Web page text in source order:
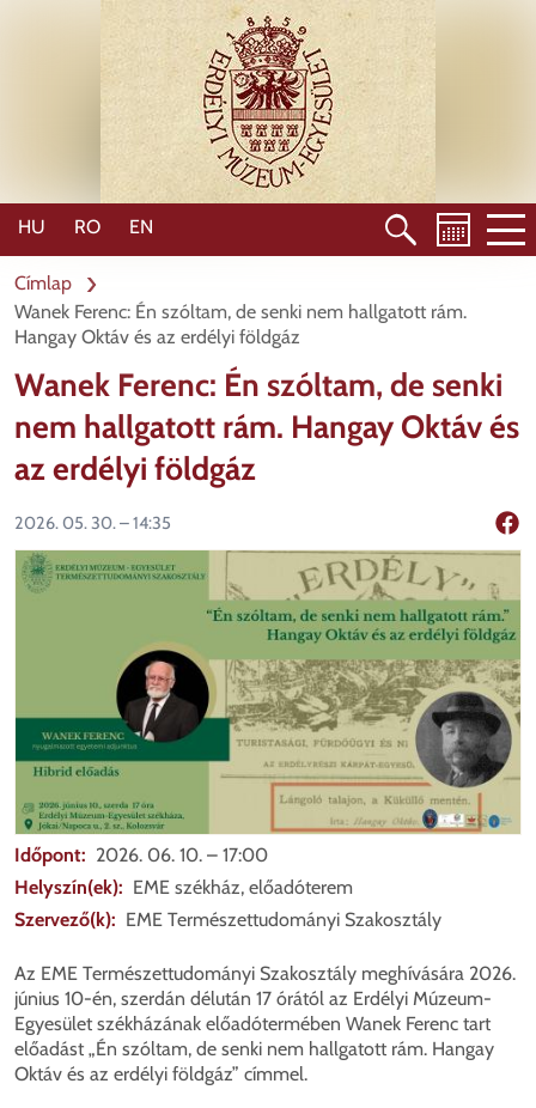
HU RO EN
Címlap
Wanek Ferenc: Én szóltam, de senki nem hallgatott rám.
Hangay Oktáv és az erdélyi földgáz
Wanek Ferenc: Én szóltam, de senki
nem hallgatott rám. Hangay Oktáv és
az erdélyi földgáz
2026. 05. 30. – 14:35
Időpont
2026. 06. 10. – 17:00
Helyszín(ek)
EME székház, előadóterem
Szervező(k)
EME Természettudományi Szakosztály
Az EME Természettudományi Szakosztály meghívására 2026.
június 10-én, szerdán délután 17 órától az Erdélyi Múzeum-
Egyesület székházának előadótermében Wanek Ferenc tart
előadást „Én szóltam, de senki nem hallgatott rám. Hangay
Oktáv és az erdélyi földgáz” címmel.